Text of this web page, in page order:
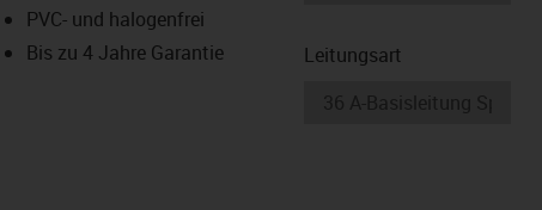
PVC- und halogenfrei
Bis zu 4 Jahre Garantie
Leitungsart